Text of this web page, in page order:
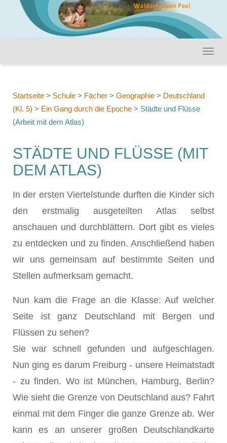
Startseite > Schule > Fächer > Geographie > Deutschland
(Kl. 5) > Ein Gang durch die Epoche > Städte und Flüsse
(Arbeit mit dem Atlas)
STÄDTE UND FLÜSSE (MIT
DEM ATLAS)
In der ersten Viertelstunde durften die Kinder sich
den erstmalig ausgeteilten Atlas selbst
anschauen und durchblättern. Dort gibt es vieles
zu entdecken und zu finden. Anschließend haben
wir uns gemeinsam auf bestimmte Seiten und
Stellen aufmerksam gemacht.
Nun kam die Frage an die Klasse: Auf welcher
Seite ist ganz Deutschland mit Bergen und
Flüssen zu sehen?
Sie war schnell gefunden und aufgeschlagen.
Nun ging es darum Freiburg - unsere Heimatstadt
- zu finden. Wo ist München, Hamburg, Berlin?
Wie sieht die Grenze von Deutschland aus? Fahrt
einmal mit dem Finger die ganze Grenze ab. Wer
kann es an unserer großen Deutschlandkarte